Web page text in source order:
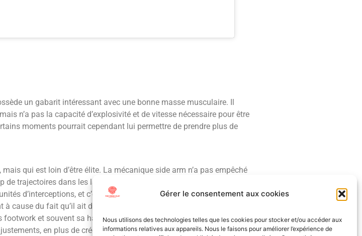
Gérer le consentement aux cookies
Nous utilisons des technologies telles que les cookies pour stocker et/ou accéder aux
informations relatives aux appareils. Nous le faisons pour améliorer l’expérience de
un gabarit intéressant avec une bonne masse musculaire. Il
n’a pas la capacité d’explosivité et de vitesse nécessaire pour être
moments pourrait cependant lui permettre de prendre plus de
qui est loin d’être élite. La mécanique side arm n’a pas empêché
trajectoires dans les lancers. Si le dosage n’est pas bon, on a très
d’interceptions, et c’est ce qui se passe avec Cam Ward. Il y a un
cause du fait qu’il ait du mal à gérer la vélocité de ses lancers de
et souvent sa hanche qui ne passe pas devant (donc back
en plus de créer des problèmes dans sa mécanique du haut